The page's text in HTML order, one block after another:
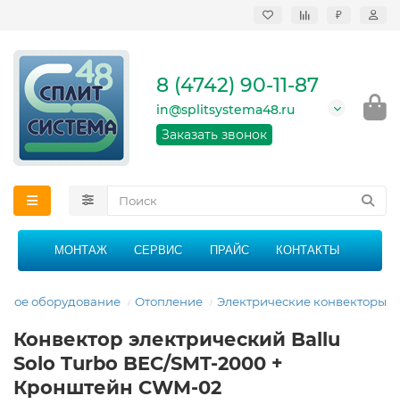
₽
кондиционеров в
области
График работы: 9:00 -
21:00 без перерыва и
8 (4742) 90-11-87
in@splitsystema48.ru
Заказать звонок
МОНТАЖ СЕРВИС ПРАЙС КОНТАКТЫ
оборудование Отопление Электрические конвекторы
Конвектор электрический Ballu
Solo Turbo BEC/SMT-2000 +
Кронштейн CWM-02